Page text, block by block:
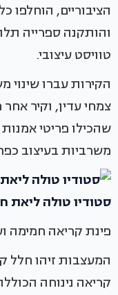
הציבוריים, הוחלפו
והותקנה ספרייה
טוויסט עיצובי.
הקירות עברו
צמחי עדין, וקיר אחר
שהכילו פריטי
משרביות בעיצוב
סטודיו טולה ליאת
פינת קריאה חמימה
המעצבות זיהו חלל
קריאה נינוחה